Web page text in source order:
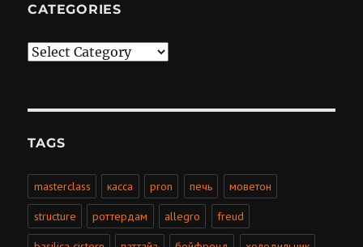
CATEGORIES
Categories
TAGS
masterclass касса pron печь моветон
structure роттердам allegro freud